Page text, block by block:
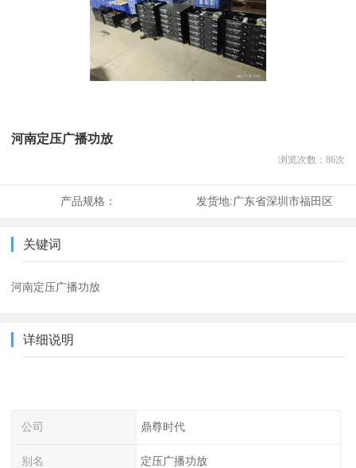
河南定压广播功放
浏览次数： 86次
产品规格： 发货地:广东省深圳市福田区
关键词
河南定压广播功放
详细说明
公司 鼎尊时代
别名 定压广播功放